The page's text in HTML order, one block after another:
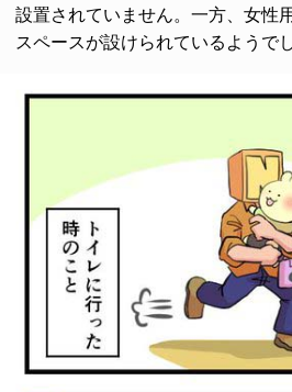
設置されていません。一方、女性
スペースが設けられているようでし